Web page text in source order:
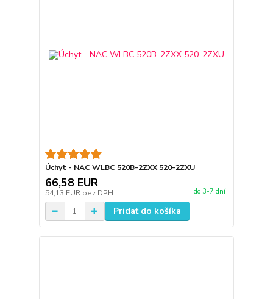
Úchyt - NAC WLBC 520B-2ZXX 520-2ZXU
66,58 EUR
54,13 EUR bez DPH do 3-7 dní
Pridať do košíka